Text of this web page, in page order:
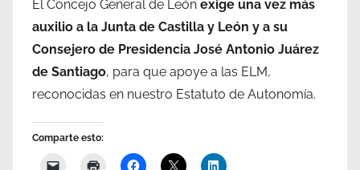
El Concejo General de León exige una vez más
auxilio a la Junta de Castilla y León y a su
Consejero de Presidencia José Antonio Juárez
de Santiago, para que apoye a las ELM,
reconocidas en nuestro Estatuto de Autonomía.
Comparte esto: